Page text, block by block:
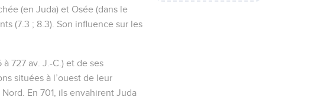
(en Juda) et Osée (dans le
(7.3 ; 8.3). Son influence sur les
727 av. J.-C.) et de ses
situées à l’ouest de leur
En 701, ils envahirent Juda